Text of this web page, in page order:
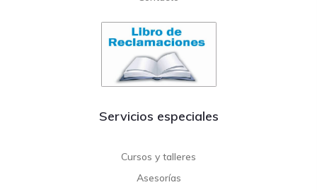
Servicios especiales
Cursos y talleres
Asesorías